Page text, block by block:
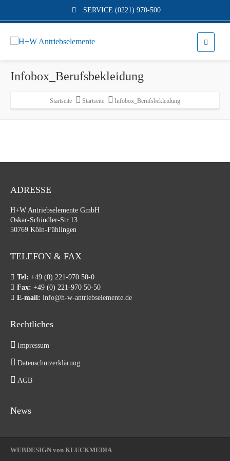
SERVICE (0221) 970-500
Infobox_Berufsbekleidung
Startseite Startseite Infobox_Berufsbekleidung
ADRESSE
H+W Antriebselemente GmbH
Oskar-Schindler-Str.13
50769 Köln-Fühlingen
TELEFON & FAX
Tel: +49 (0) 221-970 50-0
Fax: +49 (0) 221-970 50-50
E-mail: info@h-w-antriebselemente.de
Rechtliches
Impressum
Datenschutzerklärung
AGB
News
WEBDESIGN von KLUCKMEDIA